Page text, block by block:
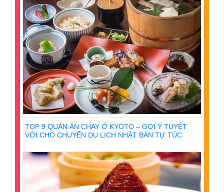
TOP 9 QUÁN ĂN CHAY Ở KYOTO – GỢI Ý TUYỆT
VỜI CHO CHUYẾN DU LỊCH NHẬT BẢN TỰ TÚC